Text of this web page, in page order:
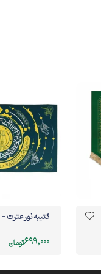
کتیبه نور عترت
699,000تومان